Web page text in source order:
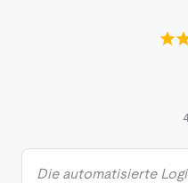
Die automatisierte